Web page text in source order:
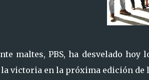
maltes, PBS, ha desvelado
victoria en la próxima edición